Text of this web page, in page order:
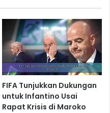
FIFA Tunjukkan Dukungan
untuk Infantino Usai
Rapat Krisis di Maroko